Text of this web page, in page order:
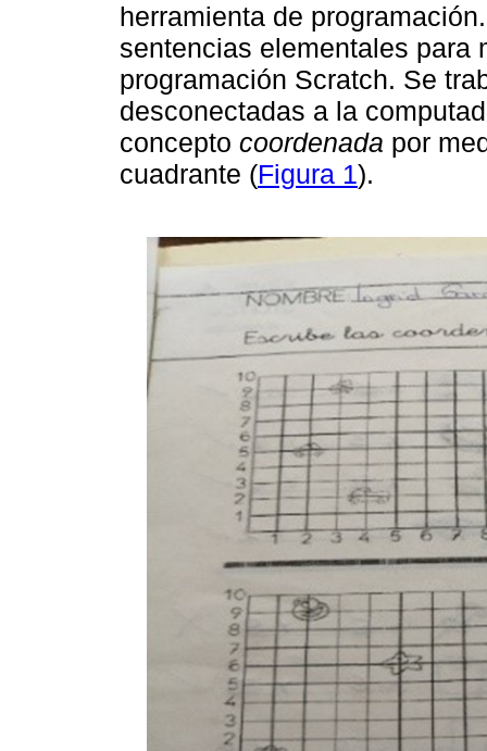
herramienta de
sentencias elementales para
programación Scratch. Se
desconectadas a la
concepto coordenada por
cuadrante (Figura 1).